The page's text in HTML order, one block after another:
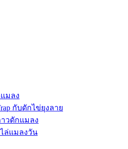
มลง
กับดักไข่ยุงลาย
วดักแมลง
ล่แมลงวัน